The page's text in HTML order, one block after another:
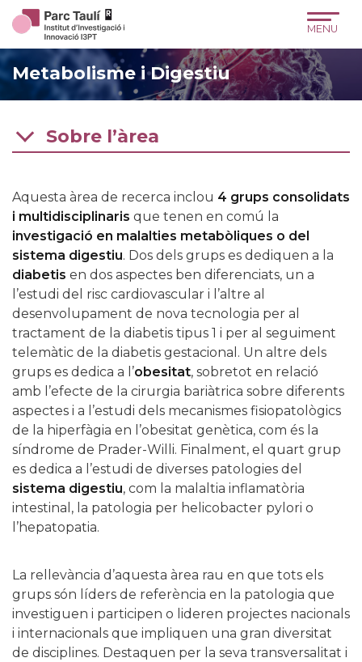
Skip
to
Content
Skip
to
navigation
Site
map
Metabolisme i Digestiu
Sobre l’àrea
Aquesta àrea de recerca inclou 4 grups consolidats
i multidisciplinaris que tenen en comú la
investigació en malalties metabòliques o del
sistema digestiu. Dos dels grups es dediquen a la
diabetis en dos aspectes ben diferenciats, un a
l’estudi del risc cardiovascular i l’altre al
desenvolupament de nova tecnologia per al
tractament de la diabetis tipus 1 i per al seguiment
telemàtic de la diabetis gestacional. Un altre dels
grups es dedica a l’obesitat, sobretot en relació
amb l’efecte de la cirurgia bariàtrica sobre diferents
aspectes i a l’estudi dels mecanismes fisiopatològics
de la hiperfàgia en l’obesitat genètica, com és la
síndrome de Prader-Willi. Finalment, el quart grup
es dedica a l’estudi de diverses patologies del
sistema digestiu, com la malaltia inflamatòria
intestinal, la patologia per helicobacter pylori o
l’hepatopatia.
La rellevància d’aquesta àrea rau en que tots els
grups són líders de referència en la patologia que
investiguen i participen o lideren projectes nacionals
i internacionals que impliquen una gran diversitat
de disciplines. Destaquen per la seva transversalitat i